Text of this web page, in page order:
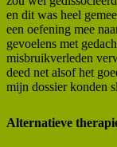
en dit was heel
een oefening mee
gevoelens met
misbruikverleden
deed net alsof het
mijn dossier konden
Alternatieve